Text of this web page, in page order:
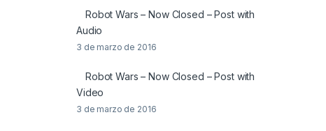
Robot Wars – Now Closed – Post with
Audio
3 de marzo de 2016
Robot Wars – Now Closed – Post with
Video
3 de marzo de 2016